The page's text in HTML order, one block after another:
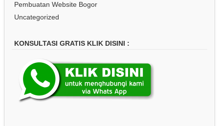
Pembuatan Website Bogor
Uncategorized
KONSULTASI GRATIS KLIK DISINI :